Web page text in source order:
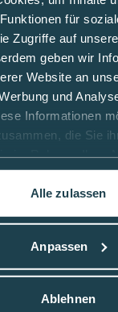
für
Zugriffe auf
geben wir
Website an
und
Informationen
die Sie
Alle zulassen
Anpassen
Ablehnen